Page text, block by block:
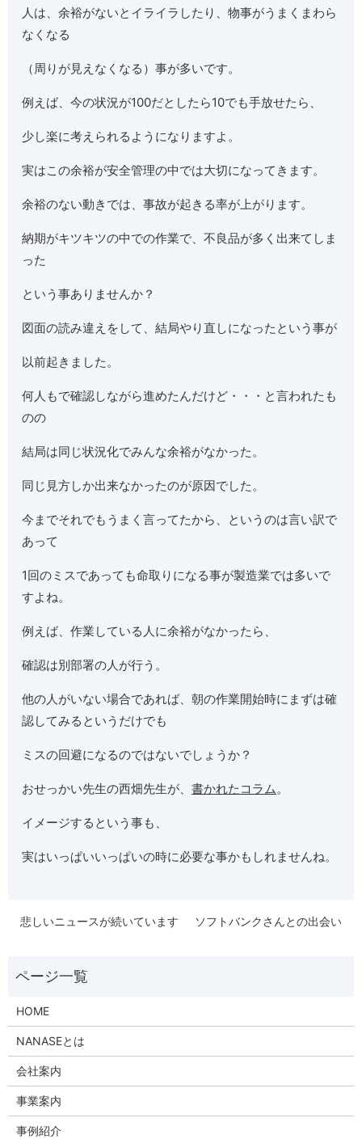
人は、余裕がないとイライラしたり、物事がうまくまわら
なくなる
（周りが見えなくなる）事が多いです。
例えば、今の状況が100だとしたら10でも手放せたら、
少し楽に考えられるようになりますよ。
実はこの余裕が安全管理の中では大切になってきます。
余裕のない動きでは、事故が起きる率が上がります。
納期がキツキツの中での作業で、不良品が多く出来てしま
った
という事ありませんか？
図面の読み違えをして、結局やり直しになったという事が
以前起きました。
何人もで確認しながら進めたんだけど・・・と言われたも
のの
結局は同じ状況化でみんな余裕がなかった。
同じ見方しか出来なかったのが原因でした。
今までそれでもうまく言ってたから、というのは言い訳で
あって
1回のミスであっても命取りになる事が製造業では多いで
すよね。
例えば、作業している人に余裕がなかったら、
確認は別部署の人が行う。
他の人がいない場合であれば、朝の作業開始時にまずは確
認してみるというだけでも
ミスの回避になるのではないでしょうか？
おせっかい先生の西畑先生が、書かれたコラム。
イメージするという事も、
実はいっぱいいっぱいの時に必要な事かもしれませんね。
悲しいニュースが続いています ソフトバンクさんとの出会い
HOME
NANASEとは
会社案内
事業案内
事例紹介